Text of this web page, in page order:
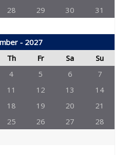
28 29 30 31
- 2027
Th Fr Sa
Su
4 5 6
7
11 12 13
14
18 19 20
21
25 26 27
28